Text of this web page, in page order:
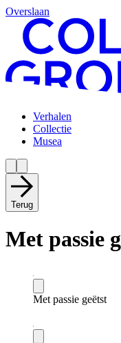
Overslaan
Verhalen
Collectie
Musea
Terug
Met passie
Met passie geëtst